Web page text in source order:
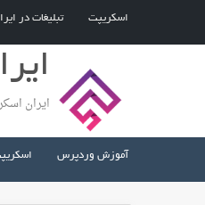
اسکریپت تبلیغات در
ایران
آموزش وردپرس